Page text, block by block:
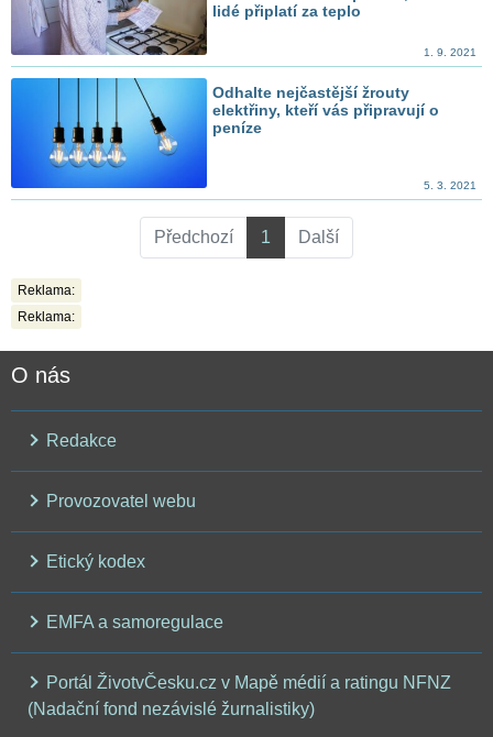
lidé připlatí za teplo
1. 9. 2021
Odhalte nejčastější žrouty
elektřiny, kteří vás připravují o
peníze
5. 3. 2021
Předchozí 1 Další
Reklama:
Reklama:
O nás
Redakce
Provozovatel webu
Etický kodex
EMFA a samoregulace
Portál ŽivotvČesku.cz v Mapě médií a ratingu NFNZ
(Nadační fond nezávislé žurnalistiky)